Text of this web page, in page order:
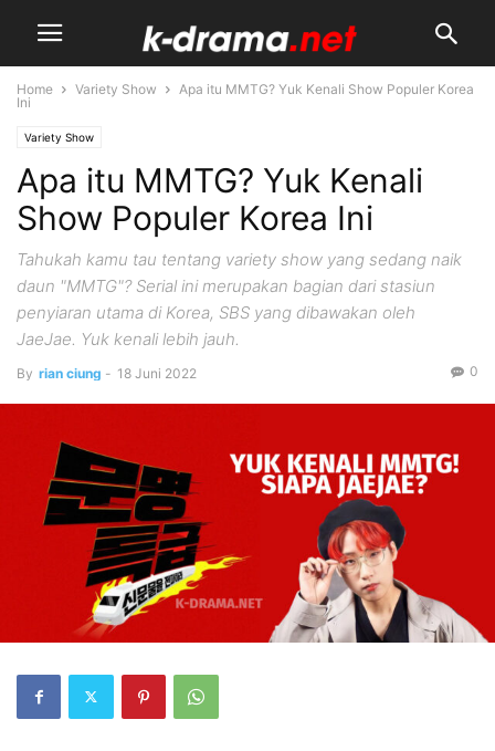
Home Variety Show
Apa itu MMTG? Yuk Kenali Show Populer Korea
Ini
Variety Show
Apa itu MMTG? Yuk Kenali
Show Populer Korea Ini
Tahukah kamu tau tentang variety show yang sedang naik
daun "MMTG"? Serial ini merupakan bagian dari stasiun
penyiaran utama di Korea, SBS yang dibawakan oleh
JaeJae. Yuk kenali lebih jauh.
By rian ciung - 18 Juni 2022 0